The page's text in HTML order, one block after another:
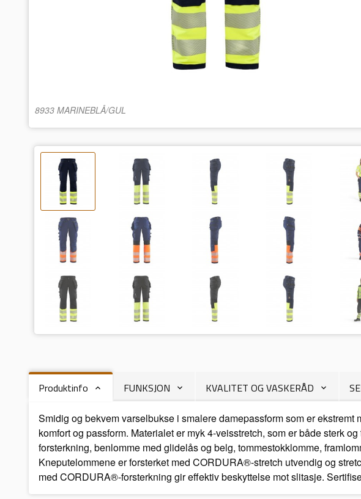
8933 MARINEBLÅ/GUL
Produktinfo FUNKSJON KVALITET OG VASKERÅD
Smidig og bekvem varselbukse i smalere damepassform som er
komfort og passform. Materialet er myk 4-veisstretch, som er både sterk
forsterkning, benlomme med glidelås og belg, tommestokklomme,
Kneputelommene er forsterket med CORDURA®-stretch utvendig og
med CORDURA®-forsterkning gir effektiv beskyttelse mot slitasje.